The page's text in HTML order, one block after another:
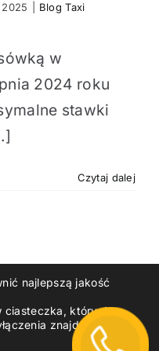
Blog Taxi
w
2024 roku
stawki
Czytaj dalej
najlepszą jakość
ciasteczka, których
znajdziesz w